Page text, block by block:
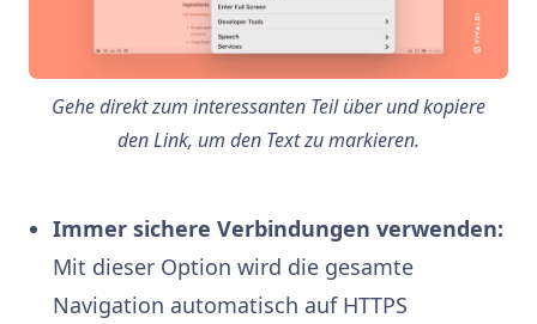
Gehe direkt zum interessanten Teil über und kopiere
den Link, um den Text zu markieren.
Immer sichere Verbindungen verwenden:
Mit dieser Option wird die gesamte
Navigation automatisch auf HTTPS